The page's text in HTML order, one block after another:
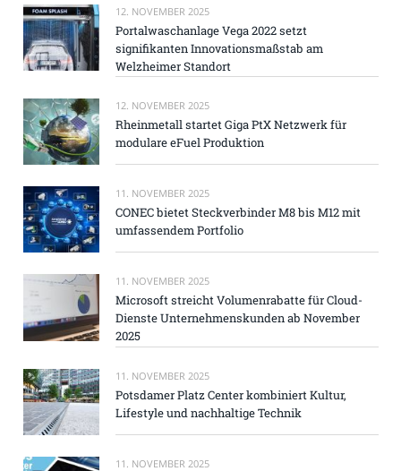
12. NOVEMBER 2025
Portalwaschanlage Vega 2022 setzt
signifikanten Innovationsmaßstab am
Welzheimer Standort
12. NOVEMBER 2025
Rheinmetall startet Giga PtX Netzwerk für
modulare eFuel Produktion
11. NOVEMBER 2025
CONEC bietet Steckverbinder M8 bis M12 mit
umfassendem Portfolio
11. NOVEMBER 2025
Microsoft streicht Volumenrabatte für Cloud-
Dienste Unternehmenskunden ab November
2025
11. NOVEMBER 2025
Potsdamer Platz Center kombiniert Kultur,
Lifestyle und nachhaltige Technik
11. NOVEMBER 2025